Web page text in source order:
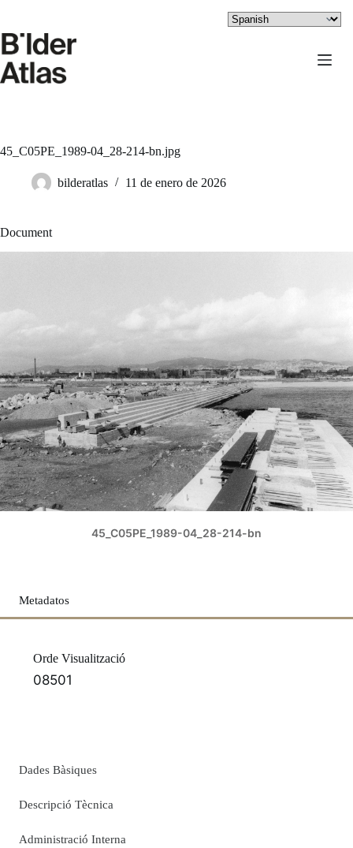
contenido
45_C05PE_1989-04_28-214-bn.jpg
bilderatlas 11 de enero de 2026
Document
45_C05PE_1989-04_28-214-bn
Metadatos
Orde Visualització
08501
Dades Bàsiques
Descripció Tècnica
Administració Interna